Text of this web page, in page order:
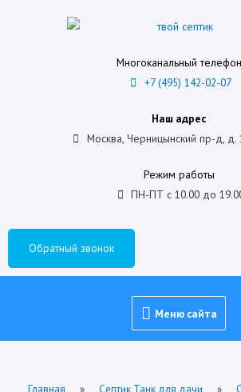
Многоканальный телефон
+7 (495) 142-02-07
Наш адрес
Москва, Черницынский пр-д, д.
Режим работы
ПН-ПТ с 10.00 до
Обратный звонок
Меню сайта
Главная » Септик Танк для дачи »